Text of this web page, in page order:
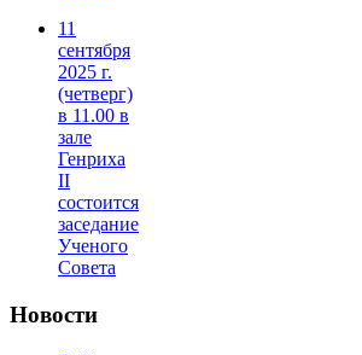
11
сентября
2025 г.
(четверг)
в 11.00 в
зале
Генриха
II
состоится
заседание
Ученого
Совета
Новости